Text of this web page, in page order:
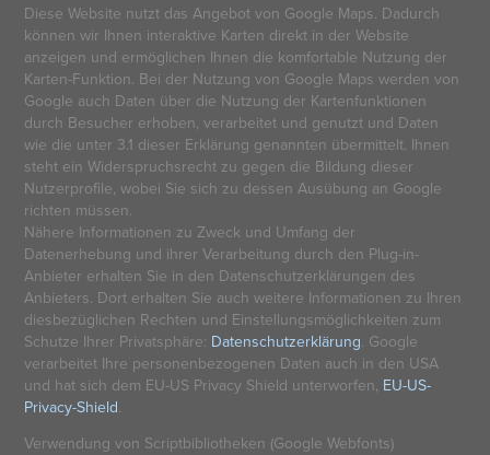
Diese Website nutzt das Angebot von Google Maps. Dadurch
können wir Ihnen interaktive Karten direkt in der Website
anzeigen und ermöglichen Ihnen die komfortable Nutzung der
Karten-Funktion. Bei der Nutzung von Google Maps werden von
Google auch Daten über die Nutzung der Kartenfunktionen
durch Besucher erhoben, verarbeitet und genutzt und Daten
wie die unter 3.1 dieser Erklärung genannten übermittelt. Ihnen
steht ein Widerspruchsrecht zu gegen die Bildung dieser
Nutzerprofile, wobei Sie sich zu dessen Ausübung an Google
richten müssen.
Nähere Informationen zu Zweck und Umfang der
Datenerhebung und ihrer Verarbeitung durch den Plug-in-
Anbieter erhalten Sie in den Datenschutzerklärungen des
Anbieters. Dort erhalten Sie auch weitere Informationen zu Ihren
diesbezüglichen Rechten und Einstellungsmöglichkeiten zum
Schutze Ihrer Privatsphäre: Datenschutzerklärung. Google
verarbeitet Ihre personenbezogenen Daten auch in den USA
und hat sich dem EU-US Privacy Shield unterworfen, EU-US-
Privacy-Shield.
Verwendung von Scriptbibliotheken (Google Webfonts)